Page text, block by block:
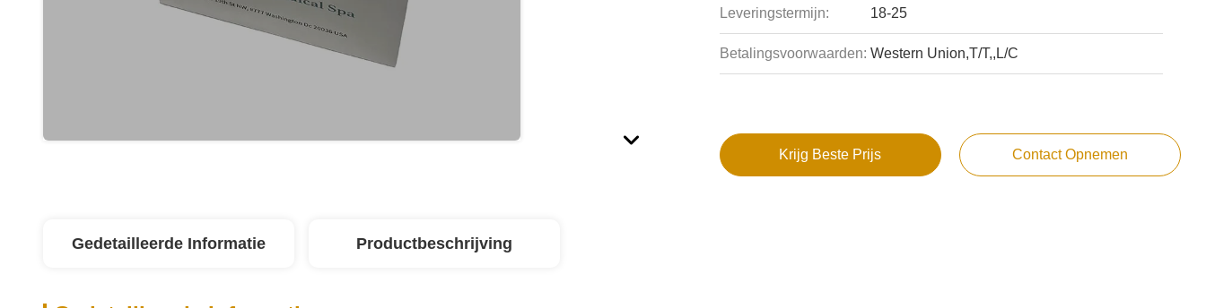
Leveringstermijn: 18-25
Betalingsvoorwaarden: Western Union,T/T,,L/C
Krijg Beste Prijs Contact Opnemen
Gedetailleerde Informatie Productbeschrijving